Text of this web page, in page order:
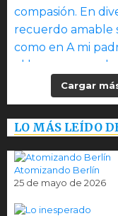
Cargar
LO MÁS LEÍDO
Atomizando Berlín
25 de mayo de 2026